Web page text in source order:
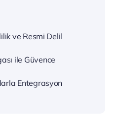
ve Resmi Delil
ile Güvence
Entegrasyon